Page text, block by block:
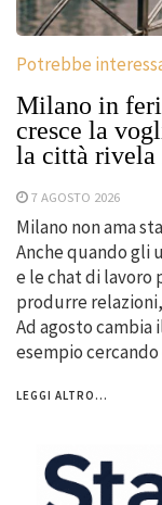
Potrebbe
Milano in
cresce la
la città rivela
7 AGOSTO 2026
Milano non ama
Anche quando gli
e le chat di lavoro
produrre
Ad agosto
esempio
LEGGI ALTRO...